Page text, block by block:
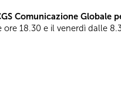
Comunicazione Globale
18.30 e il venerdì dalle